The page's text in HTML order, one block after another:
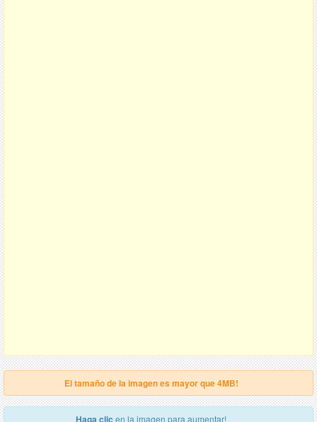
El tamaño de la imagen es mayor que 4MB!
Haga clic en la imagen para aumentar!